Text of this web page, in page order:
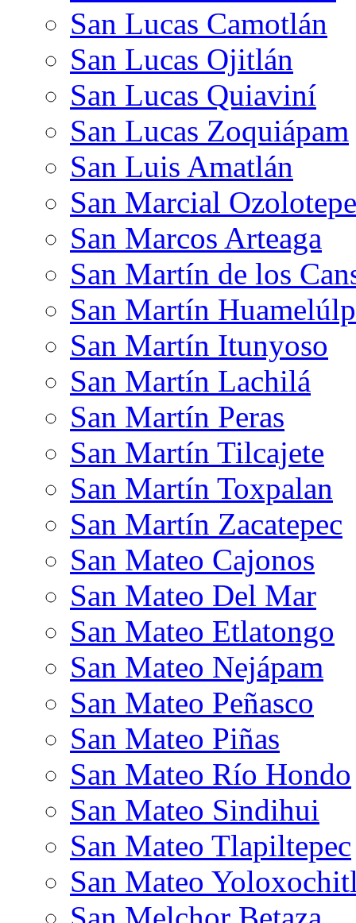
San Lucas Camotlán
San Lucas Ojitlán
San Lucas Quiaviní
San Lucas Zoquiápam
San Luis Amatlán
San Marcial
San Marcos Arteaga
San Martín de los
San Martín
San Martín Itunyoso
San Martín Lachilá
San Martín Peras
San Martín Tilcajete
San Martín Toxpalan
San Martín Zacatepec
San Mateo Cajonos
San Mateo Del Mar
San Mateo Etlatongo
San Mateo Nejápam
San Mateo Peñasco
San Mateo Piñas
San Mateo Río Hondo
San Mateo Sindihui
San Mateo Tlapiltepec
San Mateo